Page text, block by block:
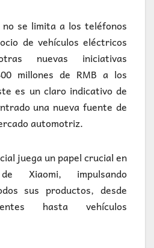
se limita a los teléfonos
de vehículos eléctricos
nuevas iniciativas
millones de RMB a los
es un claro indicativo de
una nueva fuente de
automotriz.
juega un papel crucial en
Xiaomi, impulsando
sus productos, desde
hasta vehículos